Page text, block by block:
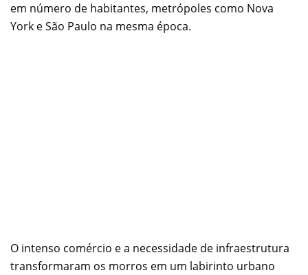
em número de habitantes, metrópoles como Nova
York e São Paulo na mesma época.
O intenso comércio e a necessidade de infraestrutura
transformaram os morros em um labirinto urbano